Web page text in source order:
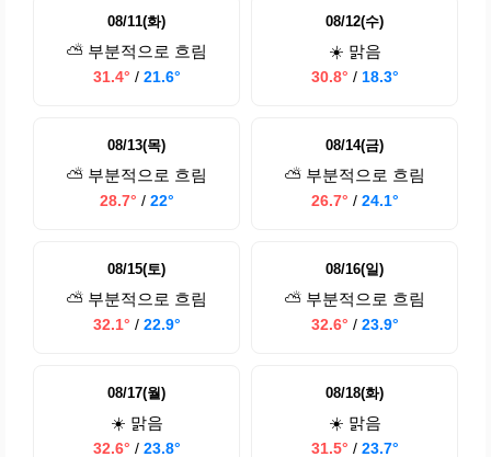
08/11(화)
⛅ 부분적으로 흐림
31.4° / 21.6°
08/12(수)
☀️ 맑음
30.8° / 18.3°
08/13(목)
⛅ 부분적으로 흐림
28.7° / 22°
08/14(금)
⛅ 부분적으로 흐림
26.7° / 24.1°
08/15(토)
⛅ 부분적으로 흐림
32.1° / 22.9°
08/16(일)
⛅ 부분적으로 흐림
32.6° / 23.9°
08/17(월)
☀️ 맑음
32.6° / 23.8°
08/18(화)
☀️ 맑음
31.5° / 23.7°